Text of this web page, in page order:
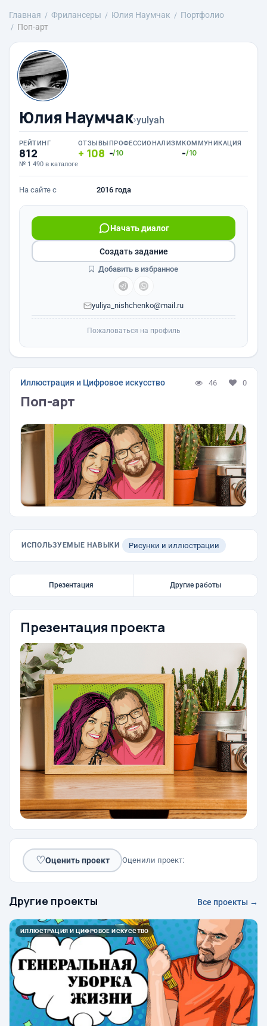
Главная Фрилансеры Юлия Наумчак
Портфолио
Поп-арт
Юлия Наумчак›yulyah
РЕЙТИНГ
812
№ 1 490 в каталоге
ОТЗЫВЫ
108
ПРОФЕССИОНАЛИЗМ
-/10
КОММУНИКАЦИЯ
-/10
На сайте с 2016 года
Начать диалог
yuliya_nishchenko@mail.ru
Создать задание
Добавить в избранное
Пожаловаться на профиль
Иллюстрация и Цифровое искусство 46 0
Поп-арт
ИСПОЛЬЗУЕМЫЕ НАВЫКИ Рисунки и иллюстрации
Презентация Другие работы
Презентация проекта
♡Оценить проект Оценили проект:
Другие проекты Все проекты →
ИЛЛЮСТРАЦИЯ И ЦИФРОВОЕ ИСКУССТВО